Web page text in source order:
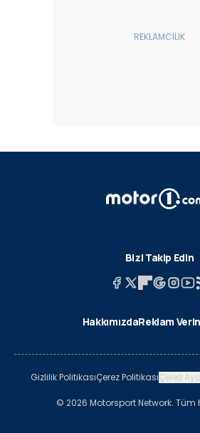
Bizi Takip Edin
HakkımızdaReklam Verin
Gizlilik PolitikasıÇerez PolitikasıÇerez
© 2026 Motorsport Network. Tüm